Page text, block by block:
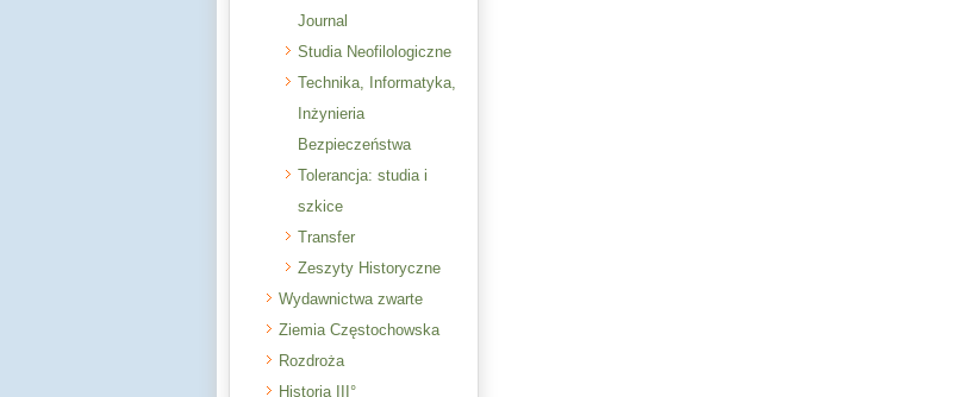
Journal
Studia Neofilologiczne
Technika, Informatyka,
Inżynieria
Bezpieczeństwa
Tolerancja: studia i
szkice
Transfer
Zeszyty Historyczne
Wydawnictwa zwarte
Ziemia Częstochowska
Rozdroża
Historia III°